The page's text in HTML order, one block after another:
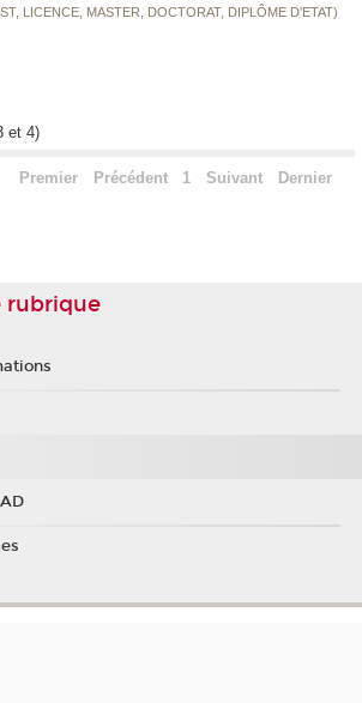
LICENCE, MASTER, DOCTORAT, DIPLÔME D'ETAT)
et 4)
Premier Précédent 1 Suivant Dernier
rubrique